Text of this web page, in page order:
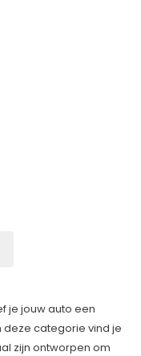
je jouw auto een
categorie vind je
zijn ontworpen om